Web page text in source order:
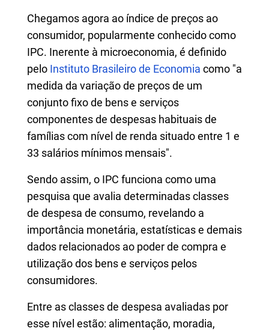
Chegamos agora ao índice de preços ao
consumidor, popularmente conhecido como
IPC. Inerente à microeconomia, é definido
pelo Instituto Brasileiro de Economia como "a
medida da variação de preços de um
conjunto fixo de bens e serviços
componentes de despesas habituais de
famílias com nível de renda situado entre 1 e
33 salários mínimos mensais".
Sendo assim, o IPC funciona como uma
pesquisa que avalia determinadas classes
de despesa de consumo, revelando a
importância monetária, estatísticas e demais
dados relacionados ao poder de compra e
utilização dos bens e serviços pelos
consumidores.
Entre as classes de despesa avaliadas por
esse nível estão: alimentação, moradia,